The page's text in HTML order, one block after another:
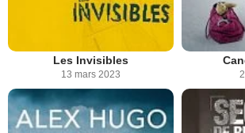
Les Invisibles
13 mars 2023